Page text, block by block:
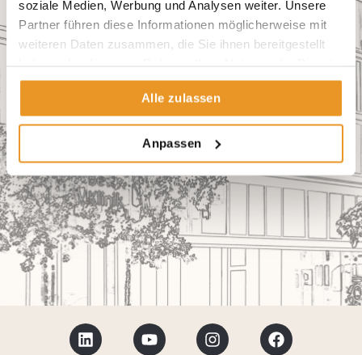
soziale Medien, Werbung und Analysen weiter. Unsere
Partner führen diese Informationen möglicherweise mit
weiteren Daten zusammen, die Sie ihnen bereitgestellt
gesammelt haben.
Alle zulassen
Anpassen